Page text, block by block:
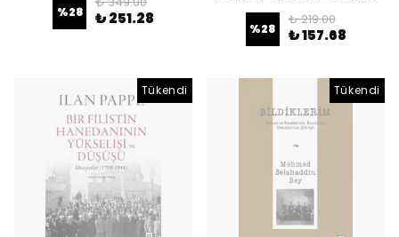
%28 ₺ 251.28
%28
₺ 219.00
₺ 157.68
Tükendi Tükendi